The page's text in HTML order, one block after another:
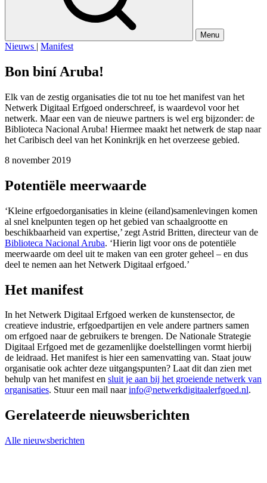
Menu
Nieuws | Manifest
Bon biní Aruba!
Elk van de zestig organisaties die tot nu toe het manifest van het
Netwerk Digitaal Erfgoed onderschreef, is waardevol voor het
netwerk. Maar een van de nieuwe partners is wel erg bijzonder: de
Biblioteca Nacional Aruba! Hiermee maakt het netwerk de stap naar
het Caribisch deel van het Koninkrijk en het overzeese gebied.
8 november 2019
Potentiële meerwaarde
‘Kleine erfgoedorganisaties in kleine (eiland)samenlevingen komen
al snel knelpunten tegen op het gebied van schaalgrootte en
beschikbaarheid van expertise,’ zegt Astrid Britten, directeur van de
Biblioteca Nacional Aruba. ‘Hierin ligt voor ons de potentiële
meerwaarde om deel uit te maken van een groter geheel – en dus
deel te nemen aan het Netwerk Digitaal erfgoed.’
Het manifest
In het Netwerk Digitaal Erfgoed werken de kunstensector, de
creatieve industrie, erfgoedpartijen en vele andere partners samen
om erfgoed naar de gebruikers te brengen. De Nationale Strategie
Digitaal Erfgoed met de gezamenlijke doelstellingen vormt hierbij
de leidraad. Het manifest is hier een samenvatting van. Staat jouw
organisatie ook achter deze uitgangspunten? Laat dit dan zien met
behulp van het manifest en sluit je aan bij het groeiende netwerk van
organisaties. Stuur een mail naarinfo@netwerkdigitaalerfgoed.nl.
Gerelateerde nieuwsberichten
Alle nieuwsberichten